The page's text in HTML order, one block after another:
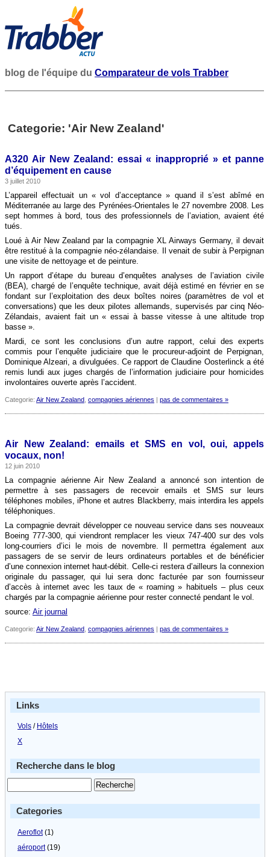
blog de l'équipe du Comparateur de vols Trabber
Categorie: 'Air New Zealand'
A320 Air New Zealand: essai « inapproprié » et panne
d’équipement en cause
3 juillet 2010
L’appareil effectuait un « vol d’acceptance » quand il s’est abîmé en
Méditerranée au large des Pyrénées-Orientales le 27 novembre 2008. Les
sept hommes à bord, tous des professionnels de l’aviation, avaient été
tués.
Loué à Air New Zealand par la compagnie XL Airways Germany, il devait
être restitué à la compagnie néo-zélandaise. Il venait de subir à Perpignan
une visite de nettoyage et de peinture.
Un rapport d’étape du bureau d’enquêtes analyses de l’aviation civile
(BEA), chargé de l’enquête technique, avait déjà estimé en février en se
fondant sur l’exploitation des deux boîtes noires (paramètres de vol et
conversations) que les deux pilotes allemands, supervisés par cinq Néo-
Zélandais, avaient fait un « essai à basse vitesse à une altitude trop
basse ».
Mardi, ce sont les conclusions d’un autre rapport, celui des experts
commis pour l’enquête judiciaire que le procureur-adjoint de Perpignan,
Dominique Alzeari, a divulguées. Ce rapport de Claudine Oosterlinck a été
remis lundi aux juges chargés de l’information judiciaire pour homicides
involontaires ouverte après l’accident.
Categorie: Air New Zealand compagnies aériennes | pas de commentaires »
Air New Zealand: emails et SMS en vol, oui, appels
vocaux, non!
12 juin 2010
La compagnie aérienne Air New Zealand a annoncé son intention de
permettre à ses passagers de recevoir emails et SMS sur leurs
téléphones mobiles, iPhone et autres Blackberry, mais interdira les appels
téléphoniques.
La compagnie devrait développer ce nouveau service dans ses nouveaux
Boeing 777-300, qui viendront remplacer les vieux 747-400 sur des vols
long-courriers d’ici le mois de novembre. Il permettra également aux
passagers de se servir de leurs ordinateurs portables et de bénéficier
d’une connexion internet haut-débit. Celle-ci restera d’ailleurs la connexion
originale du passager, qui lui sera donc facturée par son fournisseur
d’accès à internet avec les taux de « roaming » habituels – plus ceux
chargés par la compagnie aérienne pour rester connecté pendant le vol.
source: Air journal
Categorie: Air New Zealand compagnies aériennes | pas de commentaires »
Links
Vols / Hôtels
X
Recherche dans le blog
Categories
Aeroflot(1)
aéroport(19)